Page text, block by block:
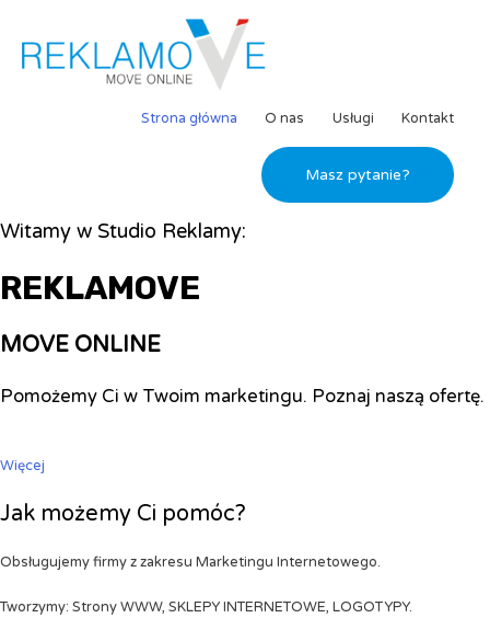
Strona główna O nas Usługi Kontakt
Masz pytanie?
Witamy w Studio Reklamy:
REKLAMOVE
MOVE ONLINE
Pomożemy Ci w Twoim marketingu. Poznaj naszą ofertę.
Więcej
Jak możemy Ci pomóc?
Obsługujemy firmy z zakresu Marketingu Internetowego.
Tworzymy: Strony WWW, SKLEPY INTERNETOWE, LOGOTYPY.